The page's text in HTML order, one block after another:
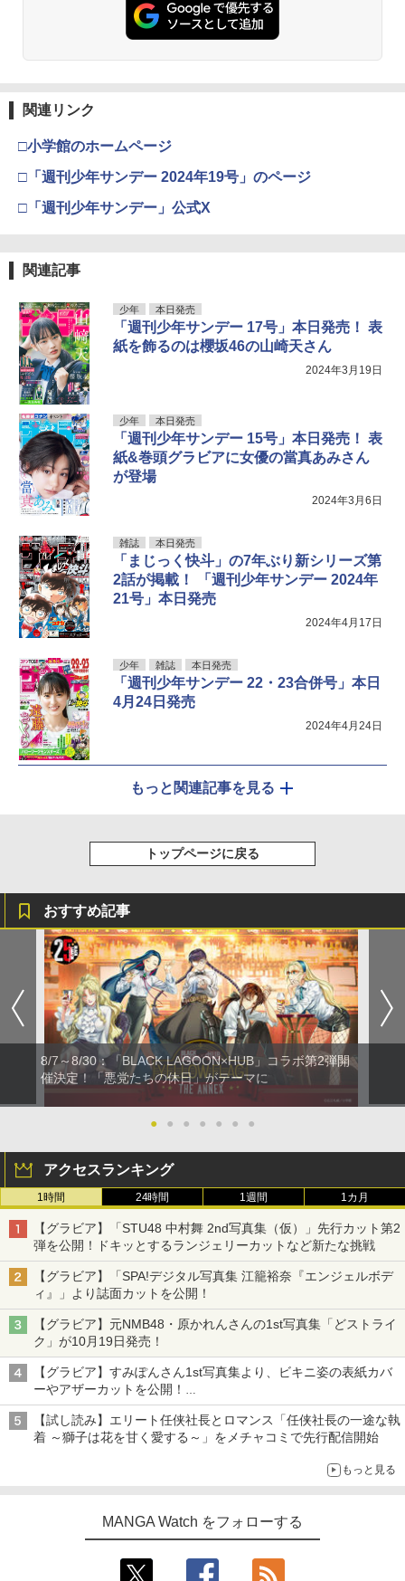
関連リンク
□小学館のホームページ
□「週刊少年サンデー 2024年19号」のページ
□「週刊少年サンデー」公式X
関連記事
少年 本日発売
「週刊少年サンデー 17号」本日発売！ 表
紙を飾るのは櫻坂46の山崎天さん
2024年3月19日
少年 本日発売
「週刊少年サンデー 15号」本日発売！ 表
紙&巻頭グラビアに女優の當真あみさん
が登場
2024年3月6日
雑誌 本日発売
「まじっく快斗」の7年ぶり新シリーズ第
2話が掲載！ 「週刊少年サンデー 2024年
21号」本日発売
2024年4月17日
少年 雑誌 本日発売
「週刊少年サンデー 22・23合併号」本日
4月24日発売
2024年4月24日
もっと関連記事を見る
トップページに戻る
おすすめ記事
8/7～8/30：「BLACK LAGOON×HUB」コラボ第2弾開
催決定！「悪党たちの休日」がテーマに
● ● ● ● ● ● ●
アクセスランキング
1時間 24時間 1週間 1カ月
【グラビア】「STU48 中村舞 2nd写真集（仮）」先行カット第2
弾を公開！ドキッとするランジェリーカットなど新たな挑戦
【グラビア】「SPA!デジタル写真集 江籠裕奈『エンジェルボデ
ィ』」より誌面カットを公開！
【グラビア】元NMB48・原かれんさんの1st写真集「どストライ
ク」が10月19日発売！
【グラビア】すみぽんさん1st写真集より、ビキニ姿の表紙カバ
ーやアザーカットを公開！
タイトルは「offcourt（オフコート）」に決定
【試し読み】エリート任侠社長とロマンス「任侠社長の一途な執
着 ～獅子は花を甘く愛する～」をメチャコミで先行配信開始
もっと見る
MANGA Watch をフォローする